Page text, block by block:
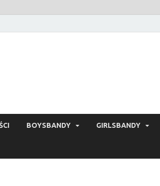
BOYSBANDY GIRLSBANDY